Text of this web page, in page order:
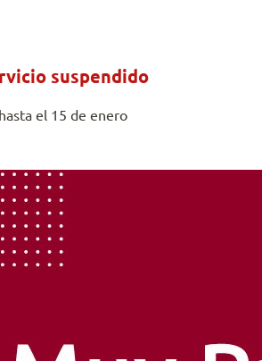
suspendido
hasta el 15 de enero